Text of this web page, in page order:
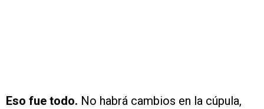
Eso fue todo. No habrá cambios en la cúpula,